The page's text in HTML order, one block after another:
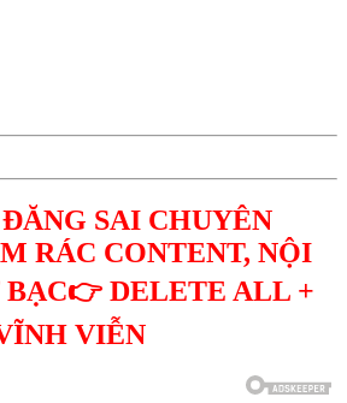
SAI CHUYÊN
RÁC CONTENT, NỘI
BẠC👉 DELETE ALL +
VIỄN